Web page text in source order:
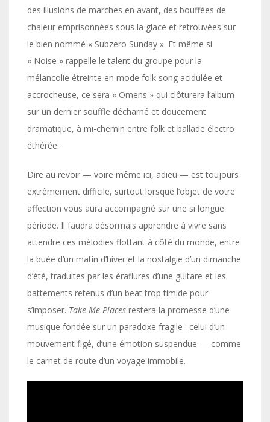
des illusions de marches en avant, des bouffées de
chaleur emprisonnées sous la glace et retrouvées sur
le bien nommé « Subzero Sunday ». Et même si
« Noise » rappelle le talent du groupe pour la
mélancolie étreinte en mode folk song acidulée et
accrocheuse, ce sera « Omens » qui clôturera l’album
sur un dernier souffle décharné et doucement
dramatique, à mi-chemin entre folk et ballade électro
éthérée.
Dire au revoir — voire même ici, adieu — est toujours
extrêmement difficile, surtout lorsque l’objet de votre
affection vous aura accompagné sur une si longue
période. Il faudra désormais apprendre à vivre sans
attendre ces mélodies flottant à côté du monde, entre
la buée d’un matin d’hiver et la nostalgie d’un dimanche
d’été, traduites par les éraflures d’une guitare et les
battements retenus d’un beat trop timide pour
s’imposer. Take Me Places restera la promesse d’une
musique fondée sur un paradoxe fragile : celui d’un
mouvement figé, d’une émotion suspendue — comme
le carnet de route d’un voyage immobile.